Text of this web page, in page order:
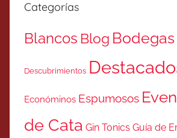
Categorías
Blancos Blog Bodegas
Descubrimientos
Económinos Espumosos
de Cata Gin Tonics Guía de